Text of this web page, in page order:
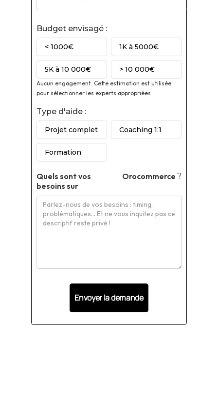
Budget envisagé :
< 1000€ 1K à 5000€
5K à 10 000€ > 10 000€
Aucun engagement. Cette estimation est utilisée
pour sélectionner les experts appropriées
Type d'aide :
Projet complet Coaching 1:1
Formation
Quels sont vos
besoins sur
Orocommerce ?